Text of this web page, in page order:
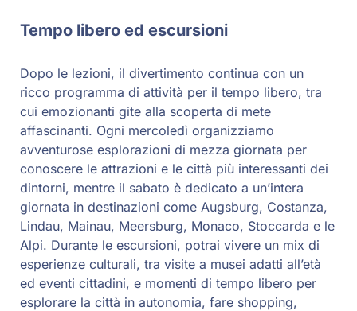
Tempo libero ed escursioni
Dopo le lezioni, il divertimento continua con un
ricco programma di attività per il tempo libero, tra
cui emozionanti gite alla scoperta di mete
affascinanti. Ogni mercoledì organizziamo
avventurose esplorazioni di mezza giornata per
conoscere le attrazioni e le città più interessanti dei
dintorni, mentre il sabato è dedicato a un’intera
giornata in destinazioni come Augsburg, Costanza,
Lindau, Mainau, Meersburg, Monaco, Stoccarda e le
Alpi. Durante le escursioni, potrai vivere un mix di
esperienze culturali, tra visite a musei adatti all’età
ed eventi cittadini, e momenti di tempo libero per
esplorare la città in autonomia, fare shopping,